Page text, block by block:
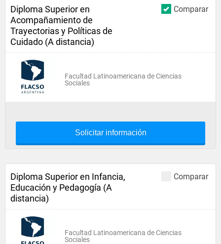
Comparar
Diploma Superior en
Acompañamiento de
Trayectorias y Políticas de
Cuidado (A distancia)
Facultad Latinoamericana de Ciencias
Sociales
Solicitar información
Comparar
Diploma Superior en Infancia,
Educación y Pedagogía (A
distancia)
Facultad Latinoamericana de Ciencias
Sociales